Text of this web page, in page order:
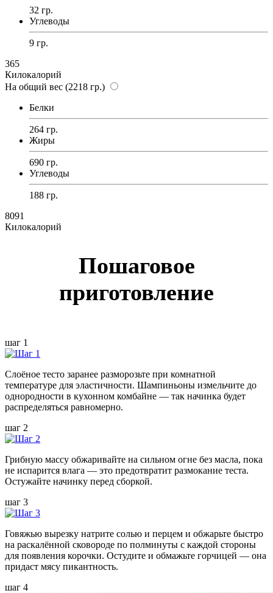
32 гр.
Углеводы
9 гр.
365
Килокалорий
На общий вес (2218 гр.)
Белки
264 гр.
Жиры
690 гр.
Углеводы
188 гр.
8091
Килокалорий
Пошаговое
приготовление
шаг 1
Слоёное тесто заранее разморозьте при комнатной
температуре для эластичности. Шампиньоны измельчите до
однородности в кухонном комбайне — так начинка будет
распределяться равномерно.
шаг 2
Грибную массу обжаривайте на сильном огне без масла, пока
не испарится влага — это предотвратит размокание теста.
Остужайте начинку перед сборкой.
шаг 3
Говяжью вырезку натрите солью и перцем и обжарьте быстро
на раскалённой сковороде по полминуты с каждой стороны
для появления корочки. Остудите и обмажьте горчицей — она
придаст мясу пикантность.
шаг 4